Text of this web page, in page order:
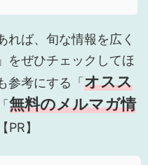
れば、旬な情報を広く
」をぜひチェックしてほ
参考にする「 オスス
無料のメルマガ情
PR】